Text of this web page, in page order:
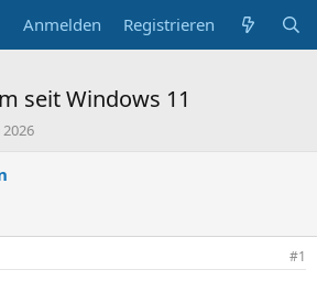
Anmelden Registrieren
seit Windows 11
2026
#1